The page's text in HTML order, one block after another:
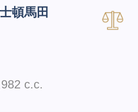
頓馬田
c.c.